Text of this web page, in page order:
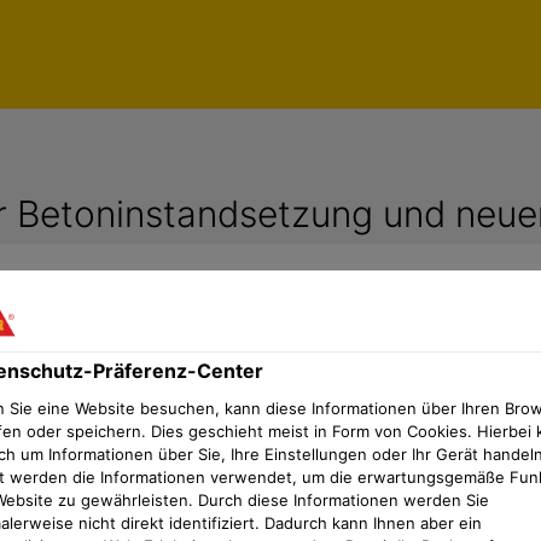
und
langfristig gesichert
belastet den Tunnel unter dem Nord-Ostsee-Kanal.
Schäden nicht wirksam beseitigt werden.
eines Straßentunnels. Der Einbau
Präferenz-Center
Sie eine Website besuchen, kann diese Informationen über Ihren
oder speichern. Dies geschieht meist in Form von Cookies. Hierbei
um Informationen über Sie, Ihre Einstellungen oder Ihr Gerät
werden die Informationen verwendet, um die erwartungsgemäße
zu gewährleisten. Durch diese Informationen werden Sie
nicht direkt identifiziert. Dadurch kann Ihnen aber ein